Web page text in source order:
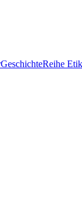
GeschichteReihe